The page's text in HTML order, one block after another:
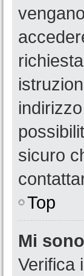
sicuro
Top
Mi
Verifica